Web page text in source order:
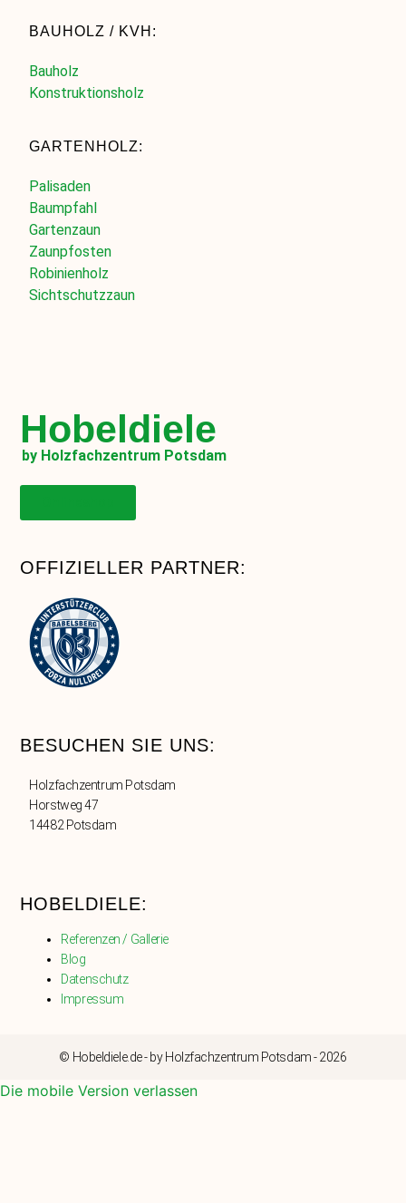
BAUHOLZ / KVH:
Bauholz
Konstruktionsholz
GARTENHOLZ:
Palisaden
Baumpfahl
Gartenzaun
Zaunpfosten
Robinienholz
Sichtschutzzaun
Hobeldiele
by Holzfachzentrum Potsdam
OFFIZIELLER PARTNER:
BESUCHEN SIE UNS:
Holzfachzentrum Potsdam
Horstweg 47
14482 Potsdam
HOBELDIELE:
Referenzen / Gallerie
Blog
Datenschutz
Impressum
© Hobeldiele.de - by Holzfachzentrum Potsdam - 2026
Die mobile Version verlassen